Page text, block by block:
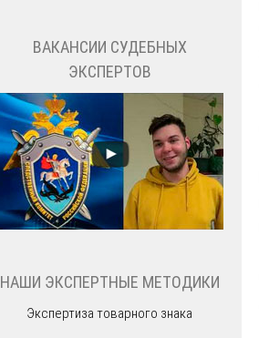
ВАКАНСИИ СУДЕБНЫХ
ЭКСПЕРТОВ
НАШИ ЭКСПЕРТНЫЕ МЕТОДИКИ
Экспертиза товарного знака